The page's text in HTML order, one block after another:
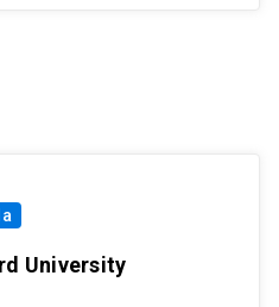
University